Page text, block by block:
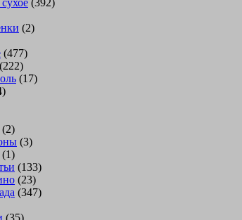
(392)
(2)
(477)
(222)
(17)
(2)
(3)
(1)
(133)
(23)
(347)